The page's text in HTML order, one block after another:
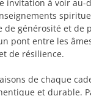
invitation à voir au-
de générosité et de
pont entre les
de résilience.
de chaque
et durable.